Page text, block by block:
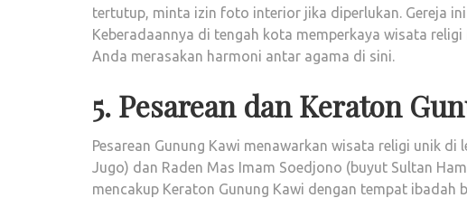
tertutup, minta izin foto interior jika diperlukan. Gereja
Keberadaannya di tengah kota memperkaya wisata
Anda merasakan harmoni antar agama di sini.
5. Pesarean dan Keraton
Pesarean Gunung Kawi menawarkan wisata religi unik di
Jugo) dan Raden Mas Imam Soedjono (buyut Sultan
mencakup Keraton Gunung Kawi dengan tempat ibadah